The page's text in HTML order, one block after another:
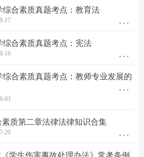
与差异的人
说，你懂什么!听老师讲就行
综合素质真题考点：教育法
17
综合素质真题考点：宪法
16
合素质真题考点：教师专业发展的
03
质第二章法律法律知识合集
20